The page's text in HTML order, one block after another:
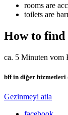
rooms are
toilets are
How to find
ca. 5 Minuten vom
bff in diğer hizmetleri
Gezinmeyi atla